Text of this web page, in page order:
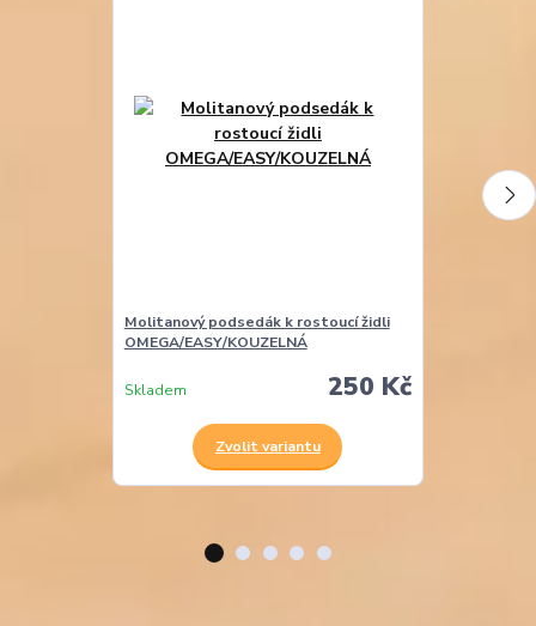
Molitanový podsedák k rostoucí židli
OMEGA/EASY/KOUZELNÁ
250 Kč
Skladem
Zvolit variantu